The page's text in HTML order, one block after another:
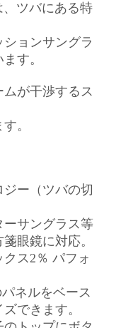
、ツバにある特
ョンサングラ
す。
が干渉するス
。
ジー（ツバの切
ーサングラス等
眼鏡に対応。
クス2％ パフォ
ネルをベース
できます。